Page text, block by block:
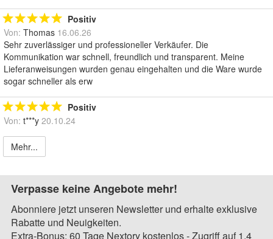
Positiv
Von: Thomas 16.06.26
Sehr zuverlässiger und professioneller Verkäufer. Die
Kommunikation war schnell, freundlich und transparent. Meine
Lieferanweisungen wurden genau eingehalten und die Ware wurde
sogar schneller als erw
Positiv
Von: t***y 20.10.24
Mehr...
Verpasse keine Angebote mehr!
Abonniere jetzt unseren Newsletter und erhalte exklusive
Rabatte und Neuigkeiten.
Extra-Bonus: 60 Tage Nextory kostenlos - Zugriff auf 1,4